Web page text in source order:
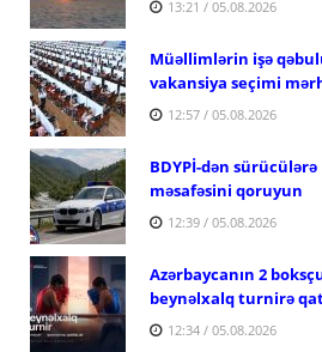
13:21 / 05.08.2026
Müəllimlərin işə
vakansiya seçimi
12:57 / 05.08.2026
BDYPİ-dən
məsafəsini qoruyun
12:39 / 05.08.2026
Azərbaycanın 2
beynəlxalq turnirə
12:34 / 05.08.2026